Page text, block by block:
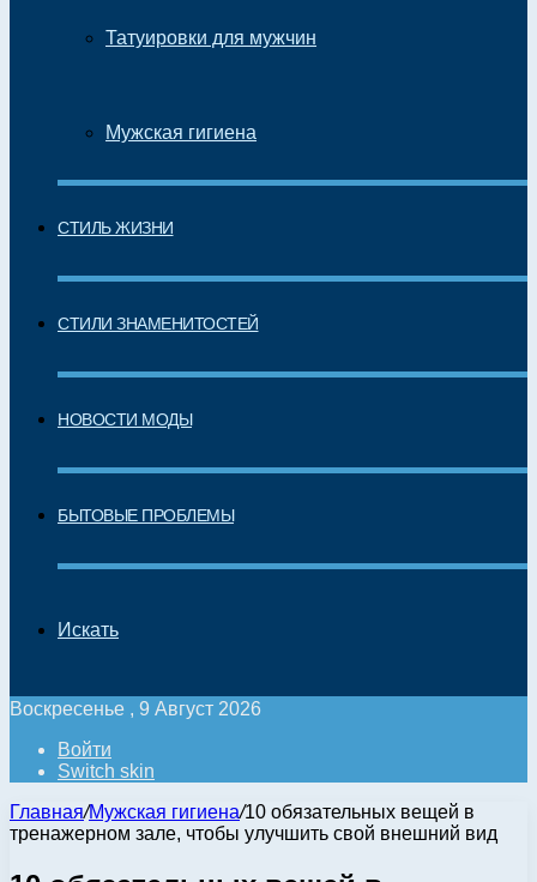
Татуировки для мужчин
Мужская гигиена
СТИЛЬ ЖИЗНИ
СТИЛИ ЗНАМЕНИТОСТЕЙ
НОВОСТИ МОДЫ
БЫТОВЫЕ ПРОБЛЕМЫ
Искать
Воскресенье , 9 Август 2026
Войти
Switch skin
Главная/Мужская гигиена/10 обязательных вещей в
тренажерном зале, чтобы улучшить свой внешний вид